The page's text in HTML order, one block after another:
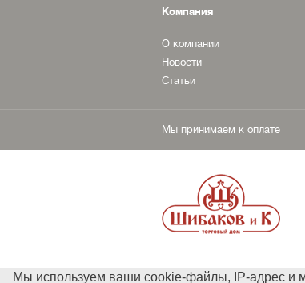
Мы используем ваши cookie-файлы, IP-адрес и
Компания
О компании
Новости
Статьи
Мы принимаем к оплате